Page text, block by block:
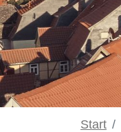
Start